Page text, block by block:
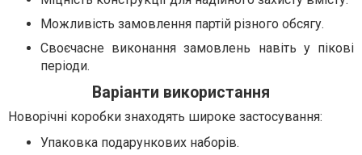
Можливість замовлення партій різного обсягу.
Своєчасне виконання замовлень навіть у пікові
періоди.
Варіанти використання
Новорічні коробки знаходять широке застосування:
Упаковка подарункових наборів.